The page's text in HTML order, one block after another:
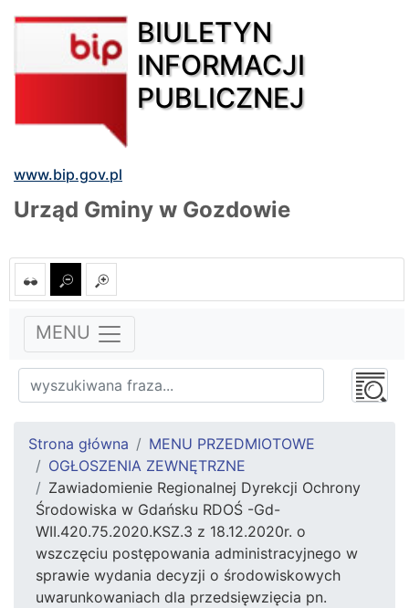
BIULETYN
INFORMACJI
PUBLICZNEJ
www.bip.gov.pl
Urząd Gminy w Gozdowie
MENU
Strona główna
MENU PRZEDMIOTOWE
OGŁOSZENIA ZEWNĘTRZNE
Zawiadomienie Regionalnej Dyrekcji Ochrony
Środowiska w Gdańsku RDOŚ -Gd-
WII.420.75.2020.KSZ.3 z 18.12.2020r. o
wszczęciu postępowania administracyjnego w
sprawie wydania decyzji o środowiskowych
uwarunkowaniach dla przedsięwzięcia pn.